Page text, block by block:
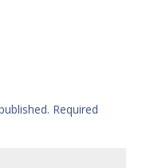
Required